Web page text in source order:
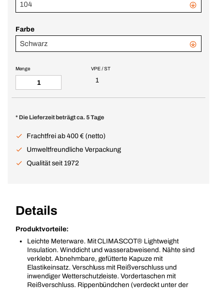
104
Farbe
Schwarz
VPE / ST
1
Menge
* Die Lieferzeit beträgt ca. 5 Tage
Frachtfrei ab 400 € (netto)
Umweltfreundliche Verpackung
Qualität seit 1972
Details
Produktvorteile:
Leichte Meterware. Mit CLIMASCOT® Lightweight
Insulation. Winddicht und wasserabweisend. Nähte sind
verklebt. Abnehmbare, gefütterte Kapuze mit
Elastikeinsatz. Verschluss mit Reißverschluss und
inwendiger Wetterschutzleiste. Vordertaschen mit
Reißverschluss. Rippenbündchen (verdeckt unter der